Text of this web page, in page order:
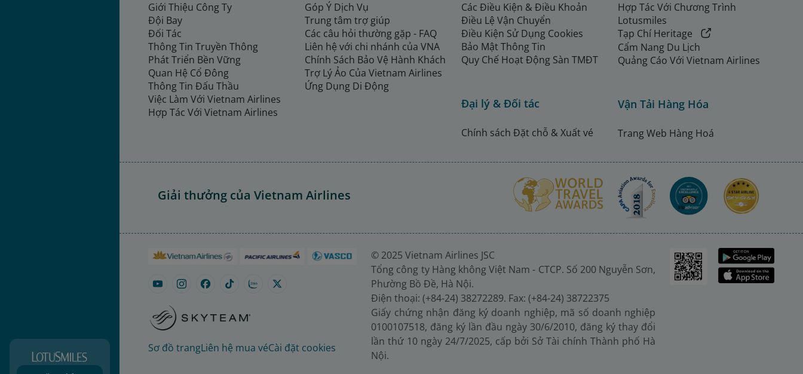
Giới Thiệu Công Ty
Đội Bay
Đối Tác
Thông Tin Truyền Thông
Phát Triển Bền Vững
Quan Hệ Cổ Đông
Thông Tin Đấu Thầu
Việc Làm Với Vietnam Airlines
Hợp Tác Với Vietnam Airlines
Góp Ý Dịch Vụ
Trung tâm trợ giúp
Các câu hỏi thường gặp - FAQ
Liên hệ với chi nhánh của VNA
Chính Sách Bảo Vệ Hành Khách
Trợ Lý Ảo Của Vietnam Airlines
Ứng Dụng Di Động
Các Điều Kiện & Điều Khoản
Điều Lệ Vận Chuyển
Điều Kiện Sử Dụng Cookies
Bảo Mật Thông Tin
Quy Chế Hoạt Động Sàn TMĐT
Đại lý & Đối tác
Chính sách Đặt chỗ & Xuất vé
Hợp Tác Với Chương Trình
Lotusmiles
Tạp Chí Heritage
Cẩm Nang Du Lịch
Quảng Cáo Với Vietnam Airlines
Vận Tải Hàng Hóa
Trang Web Hàng Hoá
Giải thưởng của Vietnam Airlines
Sơ đồ trangLiên hệ mua véCài đặt cookies
© 2025 Vietnam Airlines JSC
Tổng công ty Hàng không Việt Nam - CTCP. Số 200 Nguyễn Sơn,
Phường Bồ Đề, Hà Nội.
Điện thoại: (+84-24) 38272289. Fax: (+84-24) 38722375
Giấy chứng nhận đăng ký doanh nghiệp, mã số doanh nghiệp
0100107518, đăng ký lần đầu ngày 30/6/2010, đăng ký thay đổi
lần thứ 10 ngày 24/7/2025, cấp bởi Sở Tài chính Thành phố Hà
Nội.